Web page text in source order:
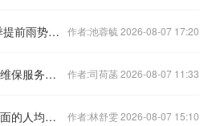
入汛我国天气暖湿 北方雨季提前雨势偏猛——中国气象局专家解读近期天气气候热点 作者:池蓉毓 2026-08-07 17:20
西安优质电机水泵维修安装维保服务商，深耕灞桥区等地，西安聚军机电设备维修专业靠谱保障设备稳定运行 作者:司荷菡 2026-08-07 11:33
媒体：欧洲人在支持基辅方面的人均支出增长50% 作者:林舒雯 2026-08-07 15:10